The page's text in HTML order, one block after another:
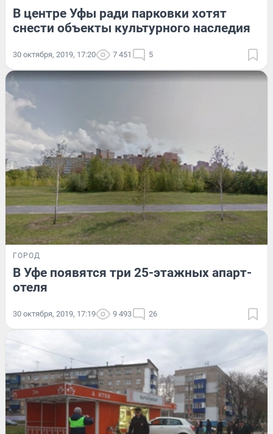
В центре Уфы ради парковки хотят
снести объекты культурного наследия
30 октября, 2019, 17:20 7 451 5
ГОРОД
В Уфе появятся три 25-этажных апарт-
отеля
30 октября, 2019, 17:19 9 493 26